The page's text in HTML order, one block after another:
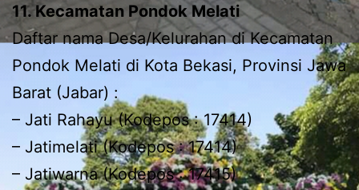
11. Kecamatan Pondok Melati
Daftar nama Desa/Kelurahan di Kecamatan
Pondok Melati di Kota Bekasi, Provinsi Jawa
Barat (Jabar) :
– Jati Rahayu (Kodepos : 17414)
– Jatimelati (Kodepos : 17414)
– Jatiwarna (Kodepos : 17415)